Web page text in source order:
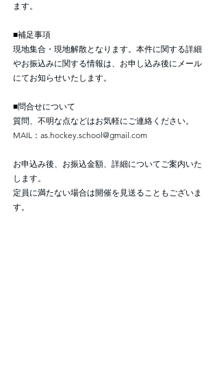
ます。
■補足事項
現地集合・現地解散となります。本件に関する詳細
やお振込みに関する情報は、お申し込み後にメール
にてお知らせいたします。
■問合せについて
質問、不明な点などはお気軽にご連絡ください。
MAIL： as.hockey.school@gmail.com
お申込み後、お振込金額、詳細についてご案内いた
します。
定員に満たない場合は開催を見送ることもございま
す。